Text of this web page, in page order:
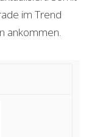
im Trend
ankommen.